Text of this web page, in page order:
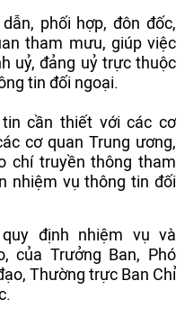
phối hợp, đôn đốc,
tham mưu, giúp việc
uỷ, đảng uỷ trực thuộc
tin đối ngoại.
cần thiết với các cơ
cơ quan Trung ương,
chí truyền thông tham
nhiệm vụ thông tin đối
định nhiệm vụ và
của Trưởng Ban, Phó
Thường trực Ban Chỉ